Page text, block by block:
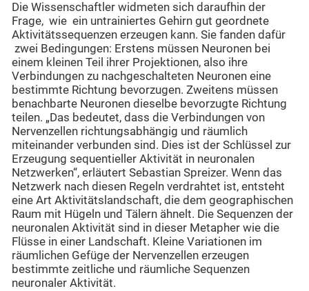
Die Wissenschaftler widmeten sich daraufhin der
Frage, wie ein untrainiertes Gehirn gut geordnete
Aktivitätssequenzen erzeugen kann. Sie fanden dafür
zwei Bedingungen: Erstens müssen Neuronen bei
einem kleinen Teil ihrer Projektionen, also ihre
Verbindungen zu nachgeschalteten Neuronen eine
bestimmte Richtung bevorzugen. Zweitens müssen
benachbarte Neuronen dieselbe bevorzugte Richtung
teilen. „Das bedeutet, dass die Verbindungen von
Nervenzellen richtungsabhängig und räumlich
miteinander verbunden sind. Dies ist der Schlüssel zur
Erzeugung sequentieller Aktivität in neuronalen
Netzwerken“, erläutert Sebastian Spreizer. Wenn das
Netzwerk nach diesen Regeln verdrahtet ist, entsteht
eine Art Aktivitätslandschaft, die dem geographischen
Raum mit Hügeln und Tälern ähnelt. Die Sequenzen der
neuronalen Aktivität sind in dieser Metapher wie die
Flüsse in einer Landschaft. Kleine Variationen im
räumlichen Gefüge der Nervenzellen erzeugen
bestimmte zeitliche und räumliche Sequenzen
neuronaler Aktivität.